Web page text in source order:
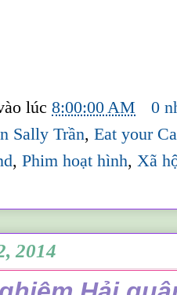
lúc8:00:00 AM
0
Sally Trần,Eat your
,Phim hoạt hình,Xã
2014